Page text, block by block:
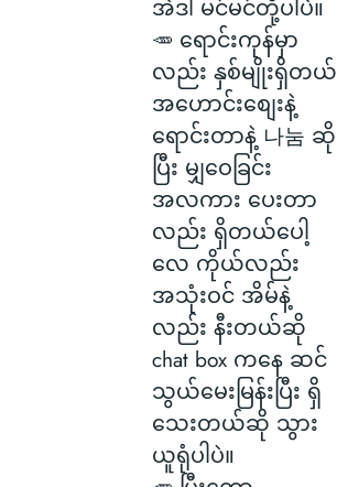
အဲဒါ မင်မင်တို့ပါပဲ။
🥕 ရောင်းကုန်မှာ
လည်း နှစ်မျိုးရှိတယ်
အဟောင်းစျေးနဲ့
ရောင်းတာနဲ့ 나눔 ဆို
ပြီး မျှဝေခြင်း
အလကား ပေးတာ
လည်း ရှိတယ်ပေါ့
လေ ကိုယ်လည်း
အသုံးဝင် အိမ်နဲ့
လည်း နီးတယ်ဆို
chat box ကနေ ဆင်
သွယ်မေးမြန်းပြီး ရှိ
သေးတယ်ဆို သွား
ယူရုံပါပဲ။